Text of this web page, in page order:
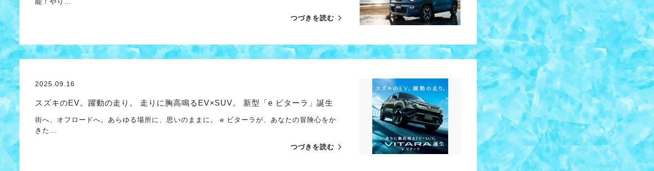
つづきを読む
2025.09.16
スズキのEV。躍動の走り。 走りに胸高鳴るEV×SUV。 新型「e ビターラ」誕生
街へ、オフロードへ。あらゆる場所に、思いのままに。 e ビターラが、あなたの冒険心をか
きた…
つづきを読む